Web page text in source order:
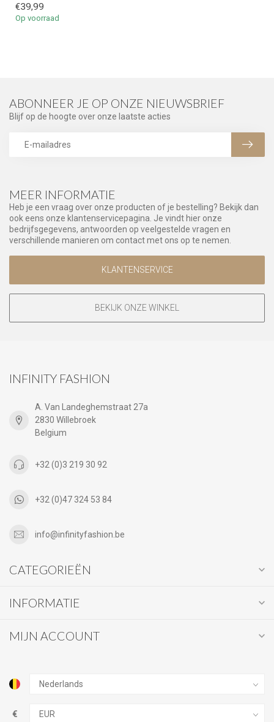
€39,99
Op voorraad
MEER INFORMATIE
Heb je een vraag over onze producten of je bestelling? Bekijk dan
ook eens onze klantenservicepagina. Je vindt hier onze
bedrijfsgegevens, antwoorden op veelgestelde vragen en
verschillende manieren om contact met ons op te nemen.
KLANTENSERVICE
BEKIJK ONZE WINKEL
ABONNEER JE OP ONZE NIEUWSBRIEF
Blijf op de hoogte over onze laatste acties
INFINITY FASHION
A. Van Landeghemstraat 27a
2830 Willebroek
Belgium
+32 (0)3 219 30 92
+32 (0)47 324 53 84
info@infinityfashion.be
CATEGORIEËN
INFORMATIE
MIJN ACCOUNT
€